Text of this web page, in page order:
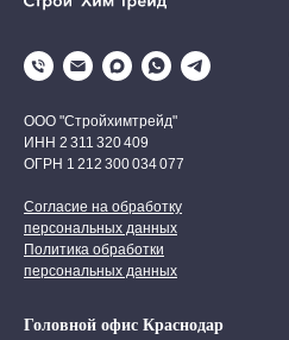
ООО "Стройхимтрейд"
ИНН 2 311 320 409
ОГРН 1 212 300 034 077
Согласие на обработку
персональных данных
Политика обработки
персональных данных
Головной офис Краснодар